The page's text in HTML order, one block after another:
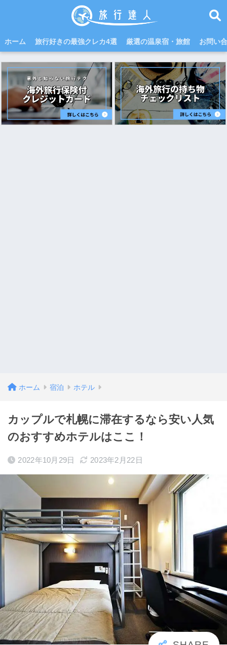
ホーム 旅行好きの最強クレカ4選 厳選の温泉宿・旅館 お問い
ホーム 宿泊 ホテル
カップルで札幌に滞在するなら安い人気
のおすすめホテルはここ！
2022年10月29日 2023年2月22日